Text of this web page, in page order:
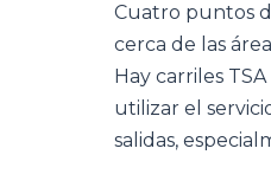
Cuatro puntos
cerca de las
Hay carriles
utilizar el
salidas,